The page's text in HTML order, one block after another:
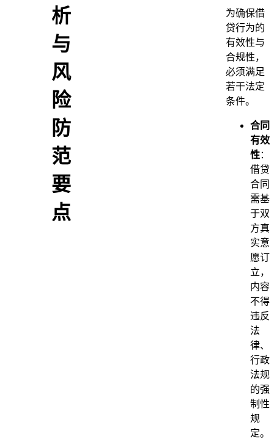
析
与
风
险
防
范
要
点
为确保借
贷行为的
有效性与
合规性，
必须满足
若干法定
条件。
合同
有效
性：
借贷
合同
需基
于双
方真
实意
愿订
立，
内容
不得
违反
法
律、
行政
法规
的强
制性
规
定。